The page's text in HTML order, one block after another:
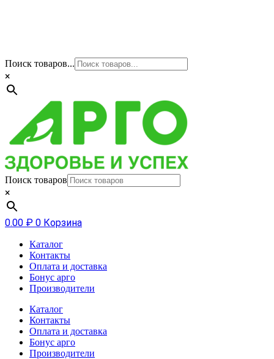
Поиск товаров...
×
Поиск товаров
×
0.00 ₽ 0 Корзина
Каталог
Контакты
Оплата и доставка
Бонус арго
Производители
Каталог
Контакты
Оплата и доставка
Бонус арго
Производители